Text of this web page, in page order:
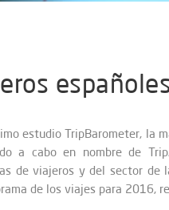
estudio TripBarometer, la
a cabo en nombre de
de viajeros y del sector de
de los viajes para 2016,